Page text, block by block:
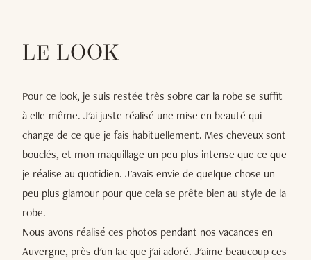
LE LOOK
Pour ce look, je suis restée très sobre car la robe se suffit
à elle-même. J'ai juste réalisé une mise en beauté qui
change de ce que je fais habituellement. Mes cheveux sont
bouclés, et mon maquillage un peu plus intense que ce que
je réalise au quotidien. J'avais envie de quelque chose un
peu plus glamour pour que cela se prête bien au style de la
robe.
Nous avons réalisé ces photos pendant nos vacances en
Auvergne, près d'un lac que j'ai adoré. J'aime beaucoup ces